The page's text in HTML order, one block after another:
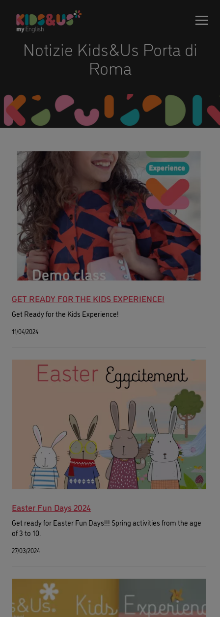
Notizie Kids&Us Porta di
Roma
GET READY FOR THE KIDS EXPERIENCE!
Get Ready for the Kids Experience!
11/04/2024
Easter Fun Days 2024
Get ready for Easter Fun Days!!! Spring activities from the age
of 3 to 10.
27/03/2024